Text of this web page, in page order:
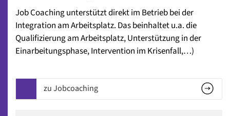
Job Coaching unterstützt direkt im Betrieb bei der
Integration am Arbeitsplatz. Das beinhaltet u.a. die
Qualifizierung am Arbeitsplatz, Unterstützung in der
Einarbeitungsphase, Intervention im Krisenfall,…)
zu Jobcoaching